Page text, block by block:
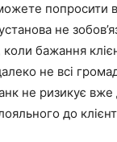
попросити
не
бажання
не всі
не ризикує
до